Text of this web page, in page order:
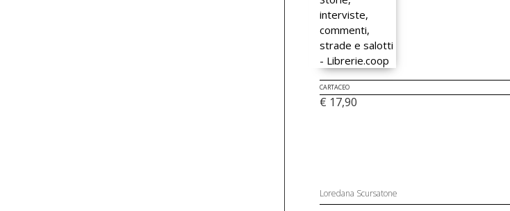
CARTACEO
€ 17,90
Loredana Scursatone